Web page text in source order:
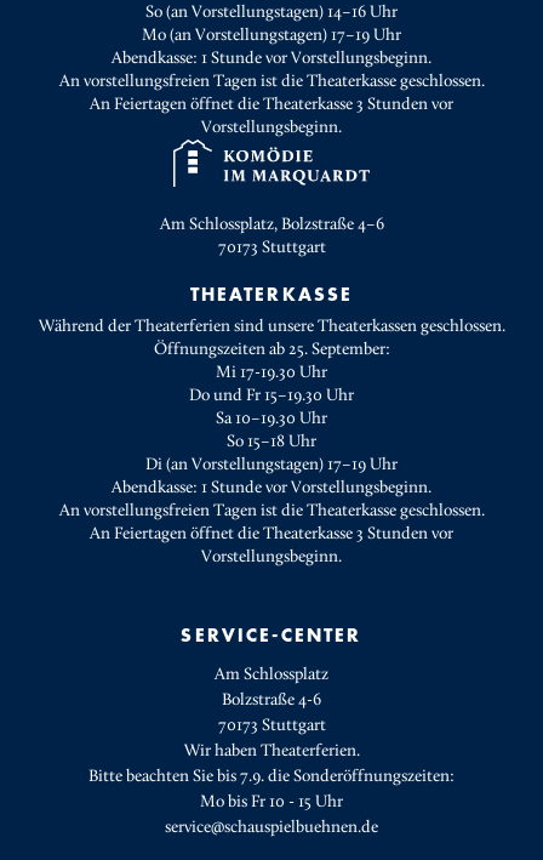
So (an Vorstellungstagen) 14–16 Uhr
Mo (an Vorstellungstagen) 17–19 Uhr
Abendkasse: 1 Stunde vor Vorstellungsbeginn.
An vorstellungsfreien Tagen ist die Theaterkasse geschlossen.
An Feiertagen öffnet die Theaterkasse 3 Stunden vor
Vorstellungsbeginn.
Am Schlossplatz, Bolzstraße 4–6
70173 Stuttgart
THEATERKASSE
Während der Theaterferien sind unsere Theaterkassen geschlossen.
Öffnungszeiten ab 25. September:
Mi 17-19.30 Uhr
Do und Fr 15–19.30 Uhr
Sa 10–19.30 Uhr
So 15–18 Uhr
Di (an Vorstellungstagen) 17–19 Uhr
Abendkasse: 1 Stunde vor Vorstellungsbeginn.
An vorstellungsfreien Tagen ist die Theaterkasse geschlossen.
An Feiertagen öffnet die Theaterkasse 3 Stunden vor
Vorstellungsbeginn.
SERVICE-CENTER
Am Schlossplatz
Bolzstraße 4-6
70173 Stuttgart
Wir haben Theaterferien.
Bitte beachten Sie bis 7.9. die Sonderöffnungszeiten:
Mo bis Fr 10 - 15 Uhr
service@schauspielbuehnen.de